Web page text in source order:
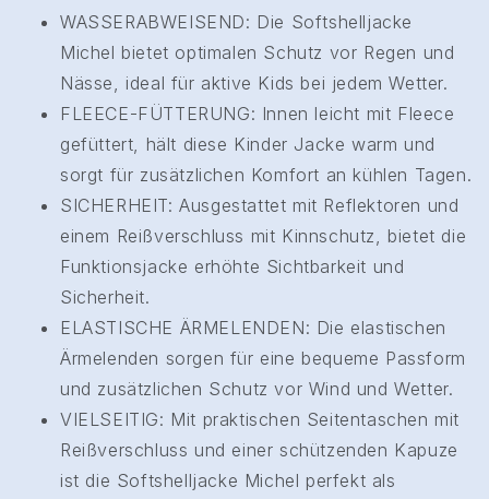
WASSERABWEISEND: Die Softshelljacke
Michel bietet optimalen Schutz vor Regen und
Nässe, ideal für aktive Kids bei jedem Wetter.
FLEECE-FÜTTERUNG: Innen leicht mit Fleece
gefüttert, hält diese Kinder Jacke warm und
sorgt für zusätzlichen Komfort an kühlen Tagen.
SICHERHEIT: Ausgestattet mit Reflektoren und
einem Reißverschluss mit Kinnschutz, bietet die
Funktionsjacke erhöhte Sichtbarkeit und
Sicherheit.
ELASTISCHE ÄRMELENDEN: Die elastischen
Ärmelenden sorgen für eine bequeme Passform
und zusätzlichen Schutz vor Wind und Wetter.
VIELSEITIG: Mit praktischen Seitentaschen mit
Reißverschluss und einer schützenden Kapuze
ist die Softshelljacke Michel perfekt als